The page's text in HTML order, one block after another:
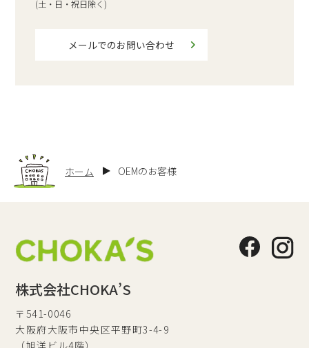
(土・日・祝日除く)
メールでのお問い合わせ
ホーム OEMのお客様
株式会社CHOKA’S
〒541-0046
大阪府大阪市中央区平野町3-4-9
（旭洋ビル4階）